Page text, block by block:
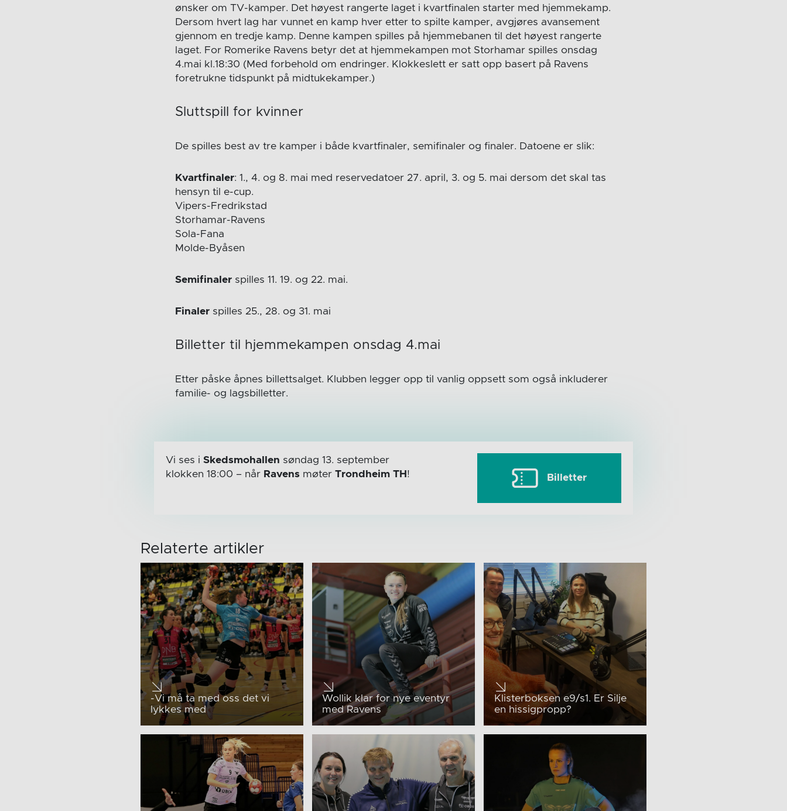
ønsker om TV-kamper. Det høyest rangerte laget i kvartfinalen starter med hjemmekamp.
Dersom hvert lag har vunnet en kamp hver etter to spilte kamper, avgjøres avansement
gjennom en tredje kamp. Denne kampen spilles på hjemmebanen til det høyest rangerte
laget. For Romerike Ravens betyr det at hjemmekampen mot Storhamar spilles onsdag
4.mai kl.18:30 (Med forbehold om endringer. Klokkeslett er satt opp basert på Ravens
foretrukne tidspunkt på midtukekamper.)
Sluttspill for kvinner
De spilles best av tre kamper i både kvartfinaler, semifinaler og finaler. Datoene er slik:
Kvartfinaler: 1., 4. og 8. mai med reservedatoer 27. april, 3. og 5. mai dersom det skal tas
hensyn til e-cup.
Vipers-Fredrikstad
Storhamar-Ravens
Sola-Fana
Molde-Byåsen
Semifinaler spilles 11. 19. og 22. mai.
Finaler spilles 25., 28. og 31. mai
Billetter til hjemmekampen onsdag 4.mai
Etter påske åpnes billettsalget. Klubben legger opp til vanlig oppsett som også inkluderer
familie- og lagsbilletter.
Vi ses i Skedsmohallen søndag 13. september
klokken 18:00 – når Ravens møter Trondheim TH ! Billetter
Relaterte artikler
-Vi må ta med oss det vi
lykkes med
Wollik klar for nye eventyr
med Ravens
Klisterboksen e9/s1. Er Silje
en hissigpropp?